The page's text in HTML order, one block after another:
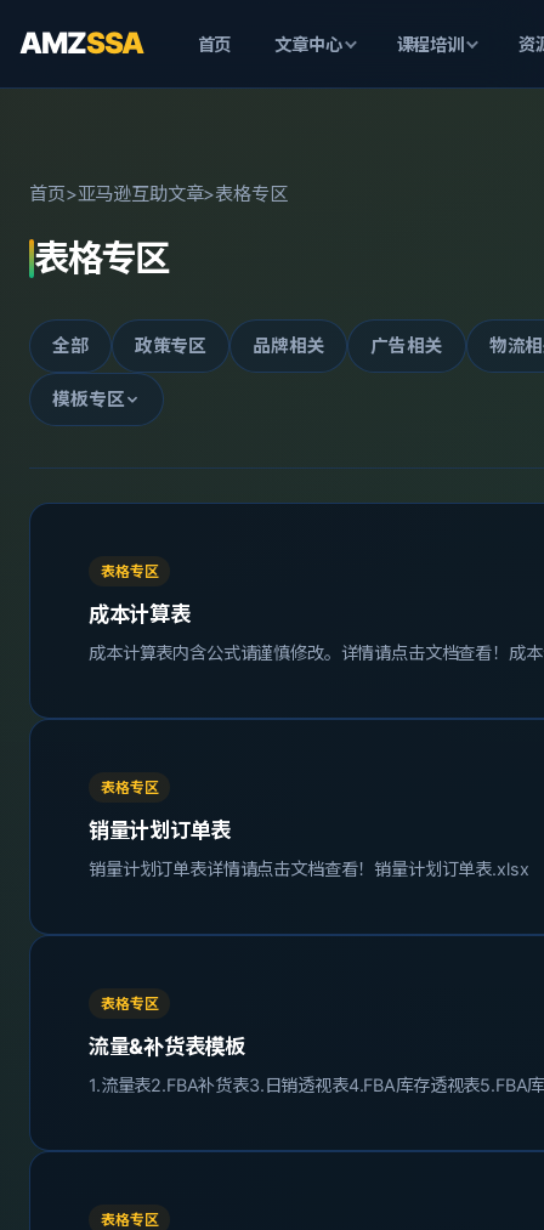
AMZSSA 首页 文章中心 课程培训 资
首页>亚马逊互助文章>表格专区
表格专区
全部 政策专区 品牌相关 广告相关 物流
模板专区
表格专区
成本计算表
成本计算表内含公式请谨慎修改。详情请点击文档查看！成
表格专区
销量计划订单表
销量计划订单表详情请点击文档查看！销量计划订单表.xlsx
表格专区
流量&补货表模板
1.流量表2.FBA补货表3.日销透视表4.FBA库存透视表5.FBA
表格专区